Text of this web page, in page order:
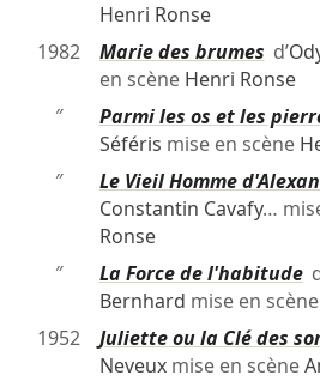
Henri Ronse
1982
Marie des brumes d’
en scène Henri Ronse
″
Parmi les os et les
Séféris mise en scène
″
Le Vieil Homme
Constantin Cavafy…
Ronse
″
La Force de l'habitude
Bernhard mise en scène
1952
Juliette ou la Clé des
Neveuxmise en scène